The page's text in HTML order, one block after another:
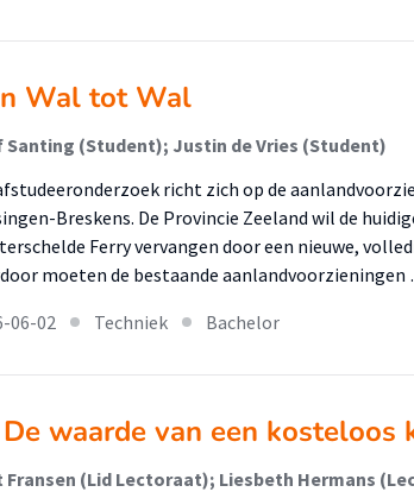
Wal tot Wal
Santing (Student); Justin de Vries (Student)
richt zich op de
Breskens. De Provincie Zeeland wil de
Ferry vervangen door een nieuwe,
moeten de bestaande
06-02
Techniek Bachelor
De waarde van een kosteloos
Fransen (Lid Lectoraat); Liesbeth Hermans